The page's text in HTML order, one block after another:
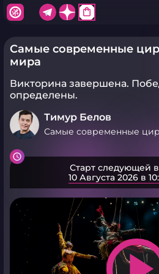
shopping_bag
Самые современные
мира
Викторина завершена.
определены.
Тимур Белов
Самые современные
Старт следующей
10 Августа 2026 в